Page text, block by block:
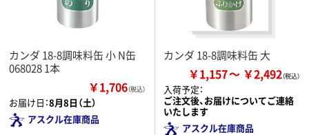
カンダ 18-8調味料缶 小 N缶
068028 1本
￥1,706（税込）
お届け日：8月8日（土）
アスクル在庫商品
カンダ 18-8調味料缶 大
￥1,157 ￥2,492
入荷予定：
ご注文後、お届けについてご連絡
いたします
アスクル在庫商品